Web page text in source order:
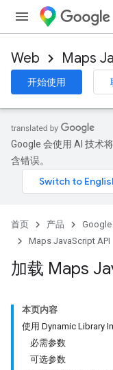
Web Maps
开始使用
Google 会使用 AI 技术
含错误。
首页 产品
Maps JavaScript API
加载 Maps
本页内容
使用 Dynamic Library
必需参数
可选参数